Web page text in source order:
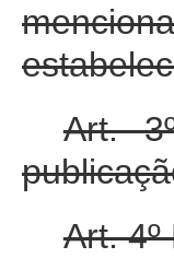
Art.
Art.